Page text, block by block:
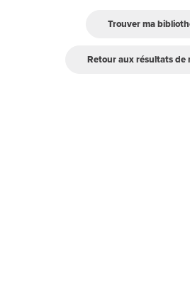
Trouver ma
Retour aux résultats de